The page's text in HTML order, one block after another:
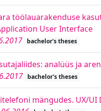
töölauarakenduse
User Interface
bachelor's theses
analüüs ja
bachelor's theses
mängudes. UX/UI